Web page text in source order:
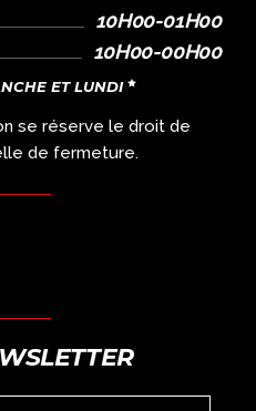
10H00-01H00
10H00-00H00
ET LUNDI
se réserve le droit de
de fermeture.